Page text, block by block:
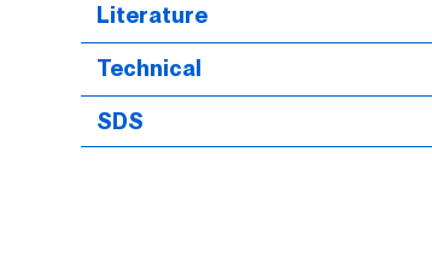
Literature
Technical
SDS